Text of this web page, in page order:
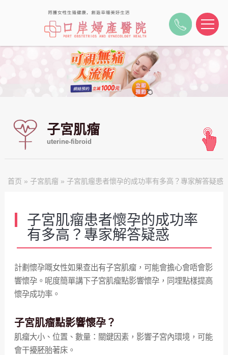
子宮肌瘤
uterine-fibroid
首页 » 子宮肌瘤 » 子宮肌瘤患者懷孕的成功率有多高？專家解答疑惑
子宮肌瘤患者懷孕的成功率
有多高？專家解答疑惑
計劃懷孕嘅女性如果查出有子宮肌瘤，可能會擔心會唔會影
響懷孕。呢度簡單講下子宮肌瘤點影響懷孕，同埋點樣提高
懷孕成功率。
子宮肌瘤點影響懷孕？
肌瘤大小、位置、數量：關鍵因素，影響子宮內環境，可能
會干擾胚胎著床。